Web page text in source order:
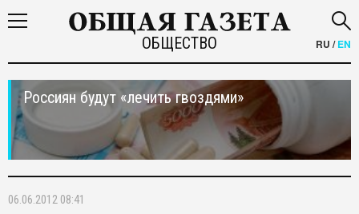
ОБЩЕСТВО RU /EN
Россиян будут «лечить гвоздями»
06.06.2012 08:41